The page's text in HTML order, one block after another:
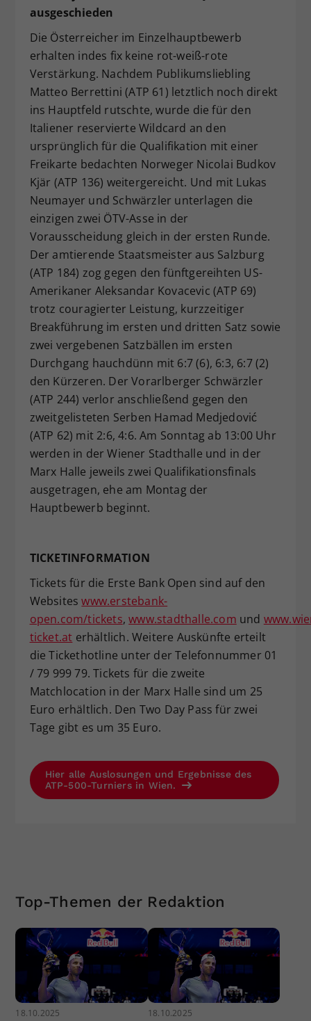
ausgeschieden
Die Österreicher im Einzelhauptbewerb
erhalten indes fix keine rot-weiß-rote
Verstärkung. Nachdem Publikumsliebling
Matteo Berrettini (ATP 61) letztlich noch direkt
ins Hauptfeld rutschte, wurde die für den
Italiener reservierte Wildcard an den
ursprünglich für die Qualifikation mit einer
Freikarte bedachten Norweger Nicolai Budkov
Kjär (ATP 136) weitergereicht. Und mit Lukas
Neumayer und Schwärzler unterlagen die
einzigen zwei ÖTV-Asse in der
Vorausscheidung gleich in der ersten Runde.
Der amtierende Staatsmeister aus Salzburg
(ATP 184) zog gegen den fünftgereihten US-
Amerikaner Aleksandar Kovacevic (ATP 69)
trotz couragierter Leistung, kurzzeitiger
Breakführung im ersten und dritten Satz sowie
zwei vergebenen Satzbällen im ersten
Durchgang hauchdünn mit 6:7 (6), 6:3, 6:7 (2)
den Kürzeren. Der Vorarlberger Schwärzler
(ATP 244) verlor anschließend gegen den
zweitgelisteten Serben Hamad Medjedović
(ATP 62) mit 2:6, 4:6. Am Sonntag ab 13:00 Uhr
werden in der Wiener Stadthalle und in der
Marx Halle jeweils zwei Qualifikationsfinals
ausgetragen, ehe am Montag der
Hauptbewerb beginnt.
TICKETINFORMATION
Tickets für die Erste Bank Open sind auf den
Websiteswww.erstebank-
open.com/tickets,www.stadthalle.com und
ticket.at erhältlich. Weitere Auskünfte erteilt
die Tickethotline unter der Telefonnummer 01
/ 79 999 79. Tickets für die zweite
Matchlocation in der Marx Halle sind um 25
Euro erhältlich. Den Two Day Pass für zwei
Tage gibt es um 35 Euro.
Hier alle Auslosungen und Ergebnisse des
ATP-500-Turniers in Wien.
Top-Themen der Redaktion
18.10.2025 18.10.2025